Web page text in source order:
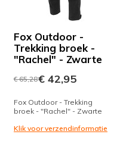
Fox Outdoor -
Trekking broek -
"Rachel" - Zwarte
€ 65,28€ 42,95
Fox Outdoor - Trekking
broek - "Rachel" - Zwarte
Klik voor verzendinformatie